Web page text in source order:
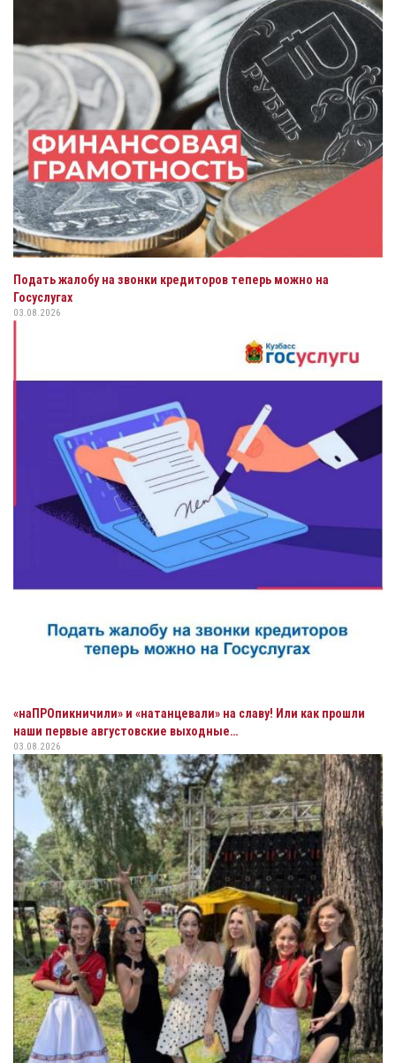
Подать жалобу на звонки кредиторов теперь можно на
Госуслугах
03.08.2026
«наПРОпикничили» и «натанцевали» на славу! Или как прошли
наши первые августовские выходные…
03.08.2026